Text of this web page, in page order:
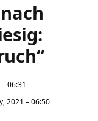
06:31
2021 – 06:50